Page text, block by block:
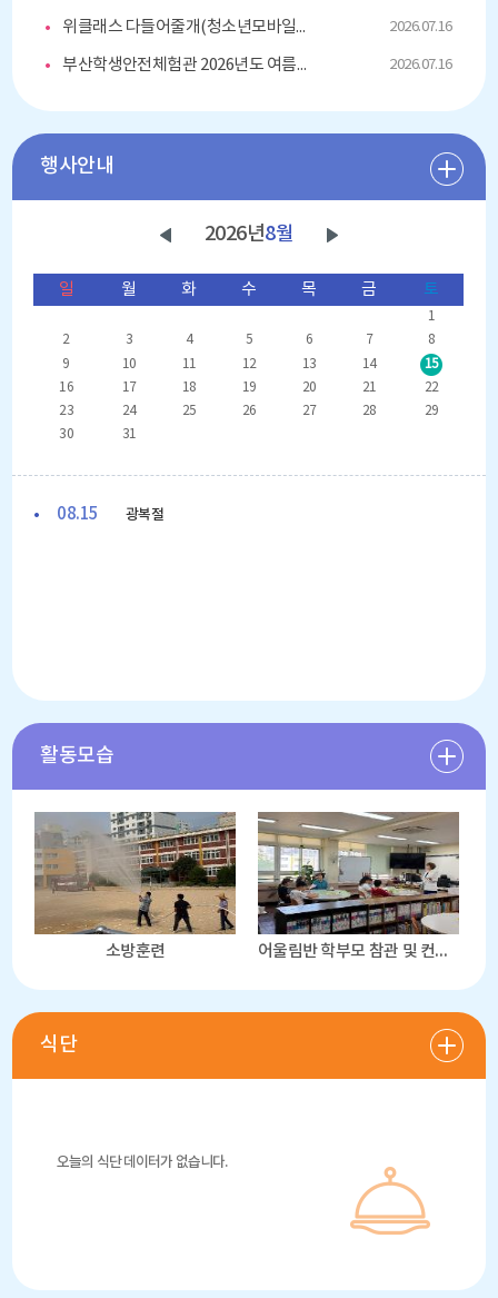
위클래스 다들어줄개(청소년모바일상담센터) 안내 2026.07.16
부산학생안전체험관 2026년도 여름방학 안전체험프로그램 신청 안내 가정통신문 2026.07.16
행사안내
2026년8월
일 월 화 수 목 금 토
1
2
3 4 5 6 7
8
9
10 11 12 13 14
15
16
17 18 19 20 21
22
23
24 25 26 27 28
29
30
31
08.15 광복절
활동모습
소방훈련 어울림반 학부모 참관 및 컨설팅 수업
식단
오늘의 식단 데이터가 없습니다.